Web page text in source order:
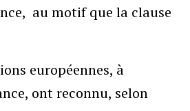
au motif que la clause
européennes, à
ont reconnu, selon